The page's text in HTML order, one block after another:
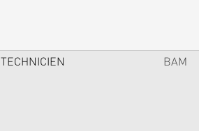
TECHNICIEN BAM